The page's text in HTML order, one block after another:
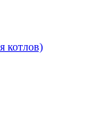
котлов)